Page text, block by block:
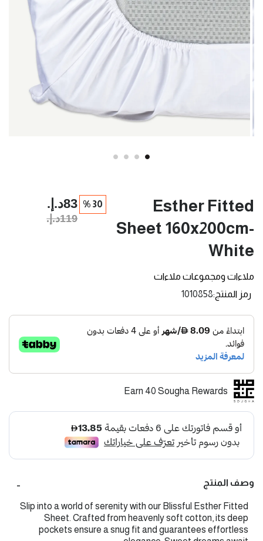
Esther Fitted
Sheet 160x200cm-
White
ملاءات ومجموعات ملاءات
رمز المنتج 1010858
30 % 83د.إ.‏
119د.إ.‏
Earn 40 Sougha Rewards
وصف المنتج
Slip into a world of serenity with our Blissful Esther Fitted
Sheet. Crafted from heavenly soft cotton, its deep
pockets ensure a snug fit and guarantees effortless